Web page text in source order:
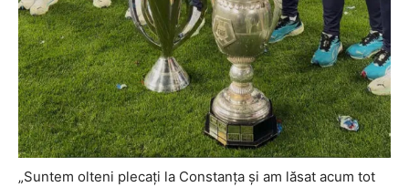
„Suntem olteni plecați la Constanța și am lăsat acum tot